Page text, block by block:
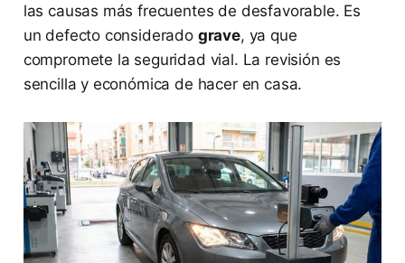
las causas más frecuentes de desfavorable. Es
un defecto considerado grave, ya que
compromete la seguridad vial. La revisión es
sencilla y económica de hacer en casa.